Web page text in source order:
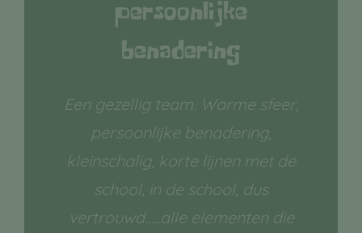
persoonlijke
benadering
Een gezellig team. Warme sfeer,
persoonlijke benadering,
kleinschalig, korte lijnen met de
school, in de school, dus
vertrouwd…..alle elementen die